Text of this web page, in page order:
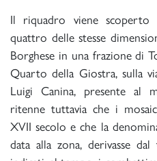
Il riquadro viene
quattro delle stesse
Borghese in una frazione di
Quarto della Giostra, sulla
Luigi Canina, presente al
ritenne tuttavia che i
XVII secolo e che la
data alla zona, derivasse